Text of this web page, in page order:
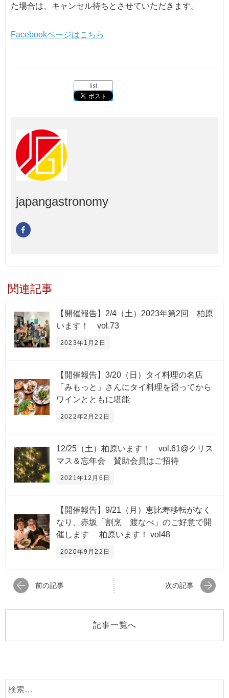
た場合は、キャンセル待ちとさせていただきます。
Facebookページはこちら
list
japangastronomy
関連記事
【開催報告】2/4（土）2023年第2回 柏原
います！ vol.73
2023年1月2日
【開催報告】3/20（日）タイ料理の名店
「みもっと」さんにタイ料理を習ってから
ワインとともに堪能
2022年2月22日
12/25（土）柏原います！ vol.61@クリス
マス＆忘年会 賛助会員はご招待
2021年12月6日
【開催報告】9/21（月）恵比寿移転がなく
なり、赤坂「割烹 渡なべ」のご好意で開
催します 柏原います！ vol48
2020年9月22日
前の記事 次の記事
記事一覧へ
検
索